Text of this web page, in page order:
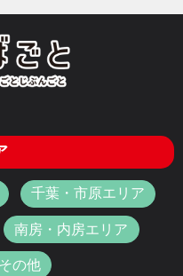
千葉・市原エリア
南房・内房エリア
の他